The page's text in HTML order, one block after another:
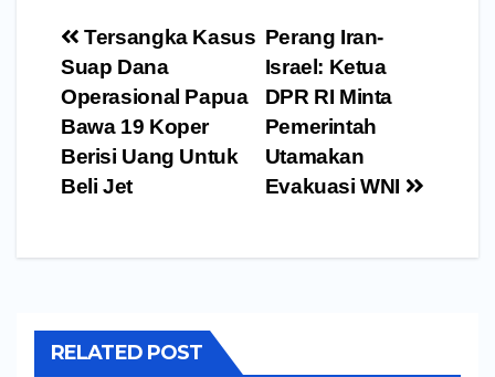
Navigasi
pos
Perang Iran-
Israel: Ketua
DPR RI Minta
Pemerintah
Utamakan
Evakuasi WNI
Tersangka Kasus
Suap Dana
Operasional Papua
Bawa 19 Koper
Berisi Uang Untuk
Beli Jet
RELATED POST